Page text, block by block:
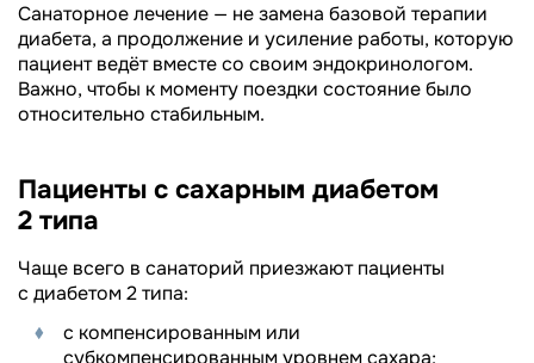
Санаторное лечение — не замена базовой терапии
диабета, а продолжение и усиление работы, которую
пациент ведёт вместе со своим эндокринологом.
Важно, чтобы к моменту поездки состояние было
относительно стабильным.
Пациенты с сахарным диабетом
2 типа
Чаще всего в санаторий приезжают пациенты
с диабетом 2 типа:
с компенсированным или
субкомпенсированным уровнем сахара;